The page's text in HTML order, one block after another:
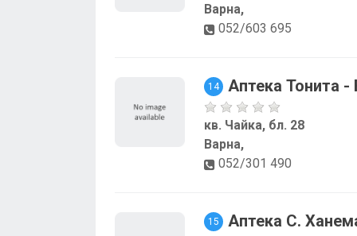
Варна,
052/603 695
14 Аптека Тонита -
кв. Чайка, бл. 28
Варна,
052/301 490
15 Аптека С.